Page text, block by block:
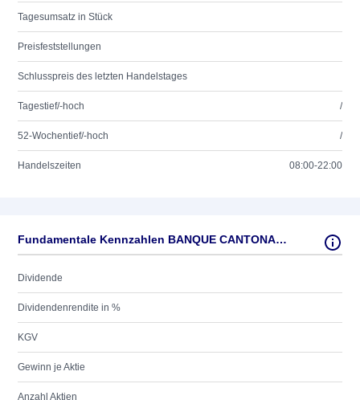
Tagesumsatz in Stück
Preisfeststellungen
Schlusspreis des letzten Handelstages
Tagestief/-hoch /
52-Wochentief/-hoch /
Handelszeiten 08:00-22:00
Fundamentale Kennzahlen BANQUE CANTONALE VAUD.SF1
Dividende
Dividendenrendite in %
KGV
Gewinn je Aktie
Anzahl Aktien